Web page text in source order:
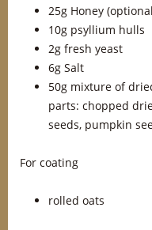
25g Honey
10g psyllium hulls
2g fresh yeast
6g Salt
50g mixture of
parts: chopped
seeds, pumpkin
For coating
rolled oats